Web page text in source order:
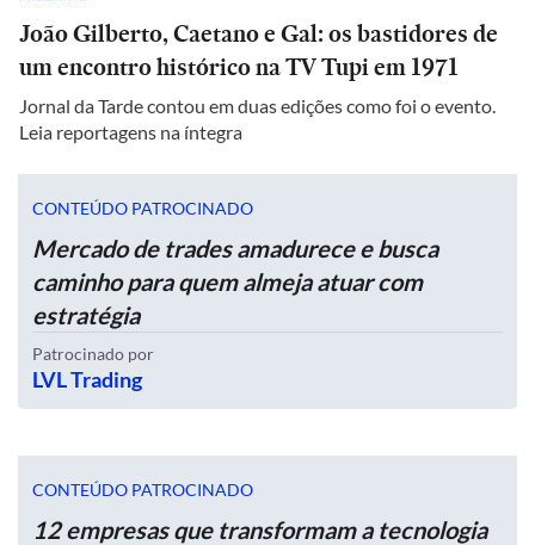
João Gilberto, Caetano e Gal: os bastidores de
um encontro histórico na TV Tupi em 1971
Jornal da Tarde contou em duas edições como foi o evento.
Leia reportagens na íntegra
CONTEÚDO PATROCINADO
Mercado de trades amadurece e busca
caminho para quem almeja atuar com
estratégia
Patrocinado por
LVL Trading
CONTEÚDO PATROCINADO
12 empresas que transformam a tecnologia